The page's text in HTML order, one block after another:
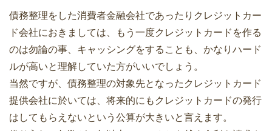
債務整理をした消費者金融会社であったりクレジットカー
ド会社におきましては、もう一度クレジットカードを作る
のは勿論の事、キャッシングをすることも、かなりハード
ルが高いと理解していた方がいいでしょう。
当然ですが、債務整理の対象先となったクレジットカード
提供会社に於いては、将来的にもクレジットカードの発行
はしてもらえないという公算が大きいと言えます。